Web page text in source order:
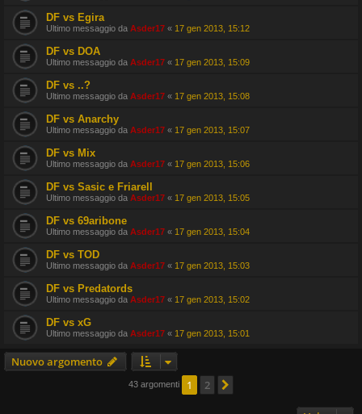
DF vs Egira
Ultimo messaggio da Asder17 « 17 gen 2013, 15:12
DF vs DOA
Ultimo messaggio da Asder17 « 17 gen 2013, 15:09
DF vs ..?
Ultimo messaggio da Asder17 « 17 gen 2013, 15:08
DF vs Anarchy
Ultimo messaggio da Asder17 « 17 gen 2013, 15:07
DF vs Mix
Ultimo messaggio da Asder17 « 17 gen 2013, 15:06
DF vs Sasic e Friarell
Ultimo messaggio da Asder17 « 17 gen 2013, 15:05
DF vs 69aribone
Ultimo messaggio da Asder17 « 17 gen 2013, 15:04
DF vs TOD
Ultimo messaggio da Asder17 « 17 gen 2013, 15:03
DF vs Predatords
Ultimo messaggio da Asder17 « 17 gen 2013, 15:02
DF vs xG
Ultimo messaggio da Asder17 « 17 gen 2013, 15:01
Nuovo argomento
43 argomenti 1 2